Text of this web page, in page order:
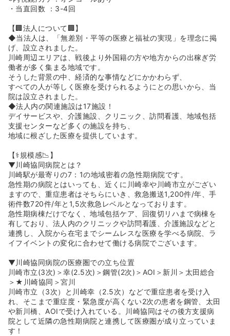
・当直回数 ：3-4回
【🏢法人について🏢】
◆当法人は、「無差別・平等の医療と福祉の実現」を理念に掲
げ、設立されました。
川崎周辺エリアは、戦後より外国籍の方や地方からの出稼ぎ労
働者が多く集まる地域です。
そうした背景の中、経済的な事情などにかかわらず、
すべての人が等しく医療を受けられるようにとの思いから、当
院は設立されました。
◆法人内の関連施設は17施設！
デイサービスや、介護施設、クリニック、訪問看護、地域包括
支援センターなど多くの施設を持ち、
地域に根ざした医療を提供しています。
【⚕️規模感📉】
▼川崎協同病院とは？
川崎駅が最寄りの7：1の地域密着の急性期病院です。
急性期の病院とはいっても、近くに川崎幸や川崎市立がござい
ますので、重症患者はそちらにいき、救急搬送1,200件/年、手
術件数720件/年と1,5次救急レベルとなっております。
急性期病棟だけでなく、地域包括ケア、回復切リハまで病棟を
有しており、法人内のクリニックや訪問看護、介護施設などと
連携し、入院から在宅までシームレスな医療を学べる病院、ラ
イフイベントの変化に合わせて働ける病院でございます。
▼川崎協同病院の医療圏での立ち位置
川崎市立(3次)＞幸(2.5次)＞鋼管(2次)＞AOI＞新川＞太田総合
＞★川崎協同＞宮川
川崎市立（3次）と川崎幸（2.5次）などで重症患者を受け入
れ、そこまで重症度・緊急度が高くない2次の患者を鋼管、太田
や新川橋、AOIで受け入れている。川崎協同はその後方支援病
院として近隣の急性期病院と連携して医療圏が成り立っていま
す！